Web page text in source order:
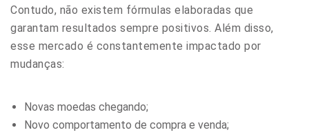
Contudo, não existem fórmulas elaboradas que
garantam resultados sempre positivos. Além disso,
esse mercado é constantemente impactado por
mudanças:
Novas moedas chegando;
Novo comportamento de compra e venda;